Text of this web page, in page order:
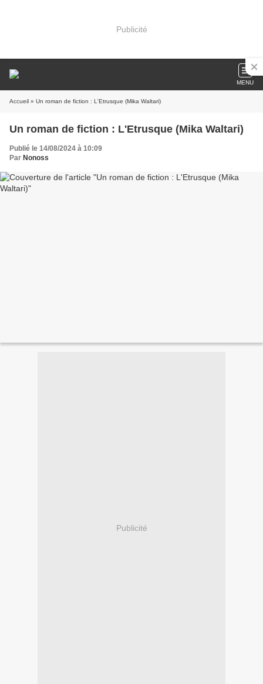
Publicité
MENU
Accueil » Un roman de fiction : L'Etrusque (Mika Waltari)
Un roman de fiction : L'Etrusque (Mika Waltari)
Publié le 14/08/2024 à 10:09
Par Nonoss
Publicité